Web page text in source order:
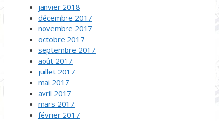
janvier 2018
décembre 2017
novembre 2017
octobre 2017
septembre 2017
août 2017
juillet 2017
mai 2017
avril 2017
mars 2017
février 2017